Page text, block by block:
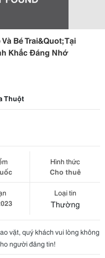
Bé Trai&Quot; Tại
Khắc Đáng Nhớ
Thuột
Hình thức
Cho thuê
Loại tin
Thường
vặt, quý khách vui lòng không
người đăng tin!